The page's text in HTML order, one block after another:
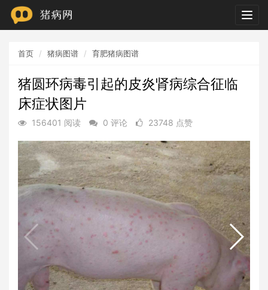
首页 猪病图谱 育肥猪病图谱
猪圆环病毒引起的皮炎肾病综合征临
床症状图片
156401 阅读 0 评论 23748 点赞